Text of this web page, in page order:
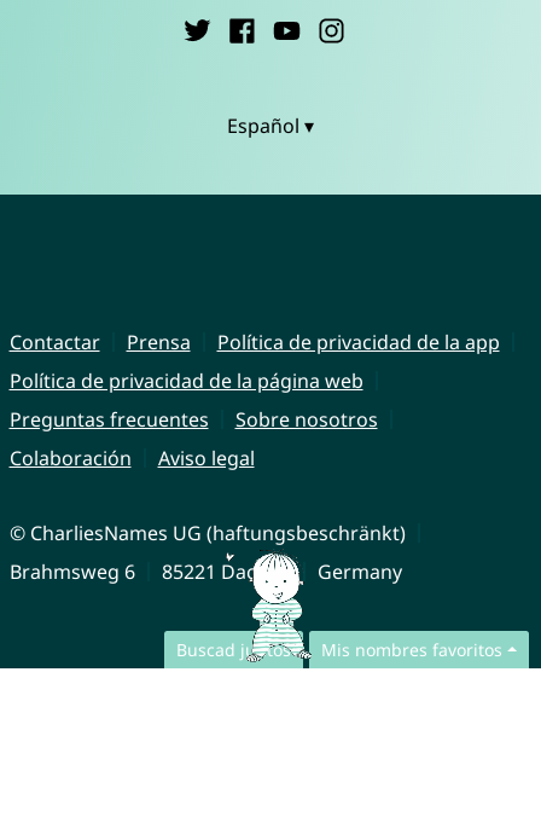
Buscad juntos Mis nombres favoritos
Español ▾
Contactar Prensa
Política de privacidad de la app
Política de privacidad de la página web
Preguntas frecuentes
Sobre nosotros
Colaboración
Aviso legal
© CharliesNames UG (haftungsbeschränkt)
Brahmsweg 6
85221 Dachau Germany